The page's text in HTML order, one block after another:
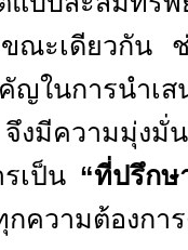
ณะเดียวกัน
ญในการนำเ
มีความมุ่งมั่น
เป็น “ที่ปรึกษ
กความต้องกา